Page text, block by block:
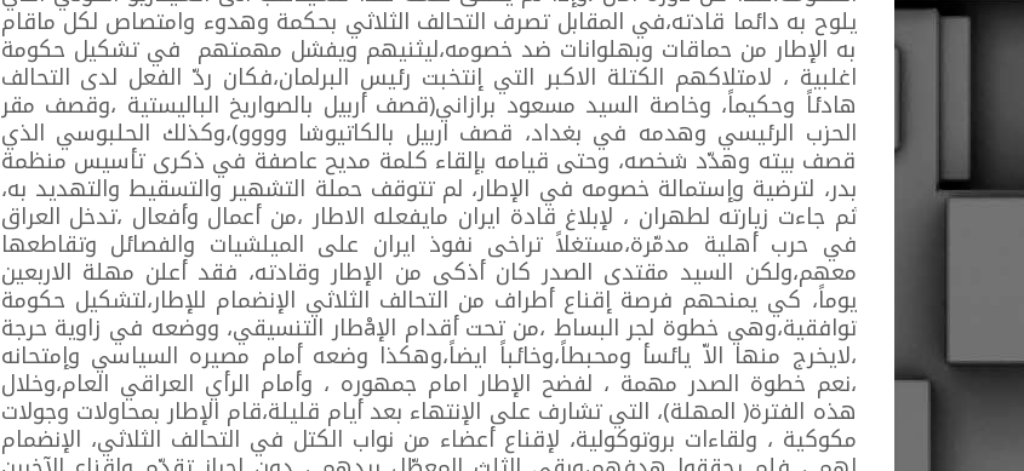
يلوح به دائما قادته،في المقابل تصرف التحالف الثلاثي بحكمة وهدوء وامتصاص لكل ماقام
به الإطار من حماقات وبهلوانات ضد خصومه،ليثنيهم ويفشل مهمتهم في تشكيل حكومة
اغلبية ، لامتلاكهم الكتلة الاكبر التي إنتخبت رئيس البرلمان،فكان ردّ الفعل لدى التحالف
هادئاً وحكيماً، وخاصة السيد مسعود برازاني(قصف أربيل بالصواريخ الباليستية ،وقصف مقر
الحزب الرئيسي وهدمه في بغداد، قصف اربيل بالكاتيوشا وووو)،وكذلك الحلبوسي الذي
قصف بيته وهدّد شخصه، وحتى قيامه بإلقاء كلمة مديح عاصفة في ذكرى تأسيس منظمة
بدر، لترضية وإستمالة خصومه في الإطار، لم تتوقف حملة التشهير والتسقيط والتهديد به،
ثم جاءت زيارته لطهران ، لإبلاغ قادة ايران مايفعله الاطار ،من أعمال وأفعال ،تدخل العراق
في حرب أهلية مدمّرة،مستغلاً تراخى نفوذ ايران على الميلشيات والفصائل وتقاطعها
معهم،ولكن السيد مقتدى الصدر كان أذكى من الإطار وقادته، فقد أعلن مهلة الاربعين
يوماً، كي يمنحهم فرصة إقناع أطراف من التحالف الثلاثي الإنضمام للإطار،لتشكيل حكومة
توافقية،وهي خطوة لجر البساط ،من تحت أقدام الإåطار التنسيقي، ووضعه في زاوية حرجة
،لايخرج منها الاّ يائسأ ومحبطاً،وخائباً ايضاً،وهكذا وضعه أمام مصيره السياسي وإمتحانه
،نعم خطوة الصدر مهمة ، لفضح الإطار امام جمهوره ، وأمام الرأي العراقي العام،وخلال
هذه الفترة( المهلة)، التي تشارف على الإنتهاء بعد أيام قليلة،قام الإطار بمحاولات وجولات
مكوكية ، ولقاءات بروتوكولية، لإقناع أعضاء من نواب الكتل في التحالف الثلاثي، الإنضمام